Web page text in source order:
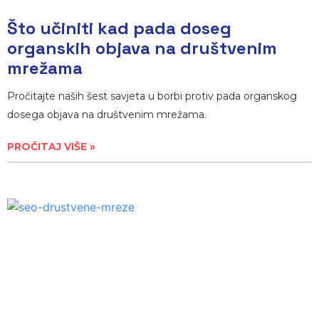
Što učiniti kad pada doseg
organskih objava na društvenim
mrežama
Pročitajte naših šest savjeta u borbi protiv pada organskog
dosega objava na društvenim mrežama.
PROČITAJ VIŠE »